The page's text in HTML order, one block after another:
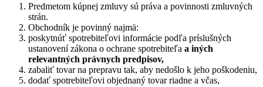
Predmetom kúpnej zmluvy sú práva a povinnosti zmluvných
strán.
Obchodník je povinný najmä:
poskytnúť spotrebiteľovi informácie podľa príslušných
ustanovení zákona o ochrane spotrebiteľa a iných
relevantných právnych predpisov,
zabaliť tovar na prepravu tak, aby nedošlo k jeho poškodeniu,
dodať spotrebiteľovi objednaný tovar riadne a včas,